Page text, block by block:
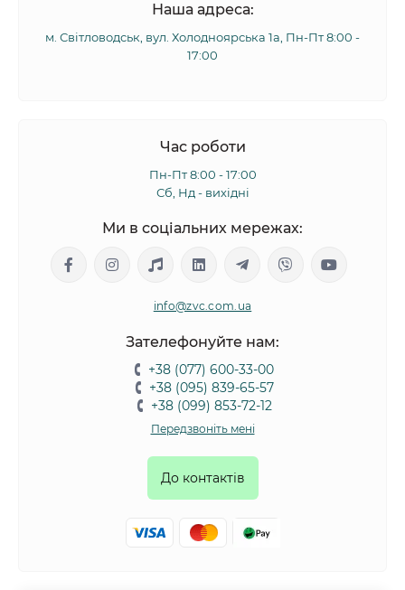
Наша адреса:
м. Світловодськ, вул. Холодноярська 1а, Пн-Пт 8:00 -
17:00
Час роботи
Пн-Пт 8:00 - 17:00
Сб, Нд - вихідні
Ми в соціальних мережах:
info@zvc.com.ua
Зателефонуйте нам:
+38 (077) 600-33-00
+38 (095) 839-65-57
+38 (099) 853-72-12
Передзвоніть мені
До контактів